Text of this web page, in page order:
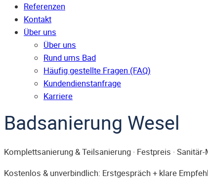
Referenzen
Kontakt
Über uns
Über uns
Rund ums Bad
Häufig gestellte Fragen (FAQ)
Kunden­dienst­anfrage
Karriere
Badsanierung Wesel
Komplettsanierung & Teilsanierung · Festpreis ·
Kostenlos & unverbindlich: Erstgespräch + klare